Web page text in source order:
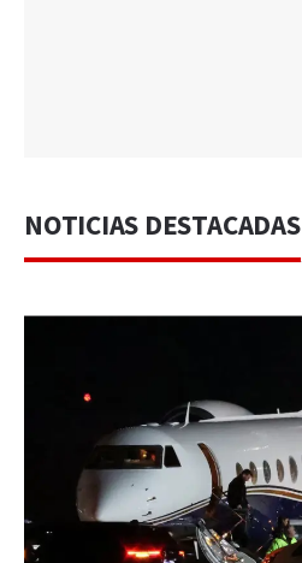
NOTICIAS DESTACADAS